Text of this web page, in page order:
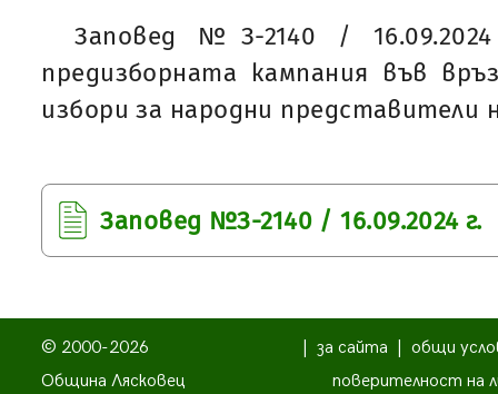
Заповед №З-2140 /
предизборната кампания във
избори за народни представители
Заповед №З-2140 / 16.09.2024 г.
© 2000-2026
Община Лясковец
за сайта
общи
поверителност на